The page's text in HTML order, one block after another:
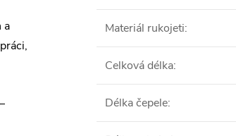
a
Materiál rukojeti:
Celková délka:
Délka čepele: